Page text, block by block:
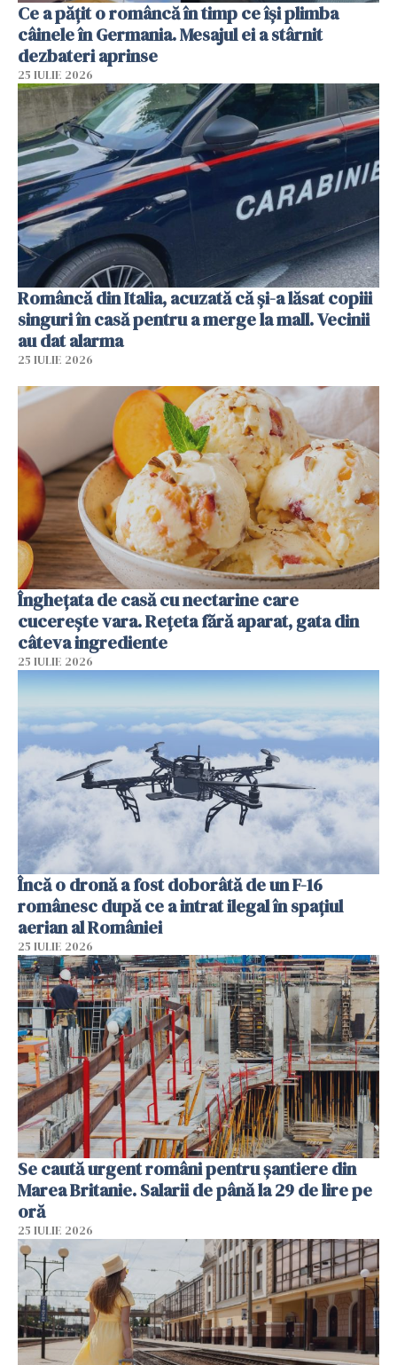
Ce a pățit o româncă în timp ce își plimba
câinele în Germania. Mesajul ei a stârnit
dezbateri aprinse
25 IULIE 2026
Româncă din Italia, acuzată că și-a lăsat copiii
singuri în casă pentru a merge la mall. Vecinii
au dat alarma
25 IULIE 2026
Înghețata de casă cu nectarine care
cucerește vara. Rețeta fără aparat, gata din
câteva ingrediente
25 IULIE 2026
Încă o dronă a fost doborâtă de un F-16
românesc după ce a intrat ilegal în spațiul
aerian al României
25 IULIE 2026
Se caută urgent români pentru șantiere din
Marea Britanie. Salarii de până la 29 de lire pe
oră
25 IULIE 2026